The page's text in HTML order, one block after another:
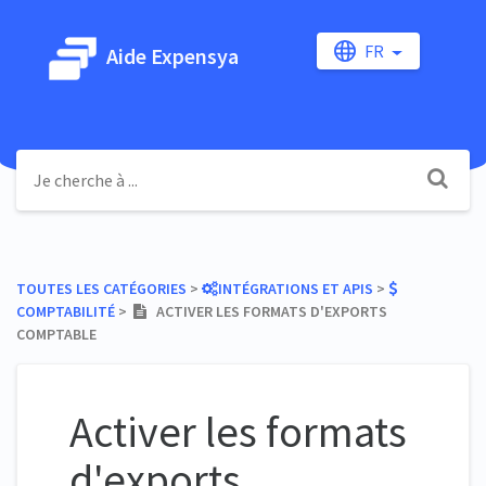
Aide Expensya FR
TOUTES LES CATÉGORIES ​ > ​ ​INTÉGRATIONS ET APIS ​ > ​
COMPTABILITÉ ​ > ​
ACTIVER LES FORMATS D'EXPORTS
COMPTABLE
Activer les formats